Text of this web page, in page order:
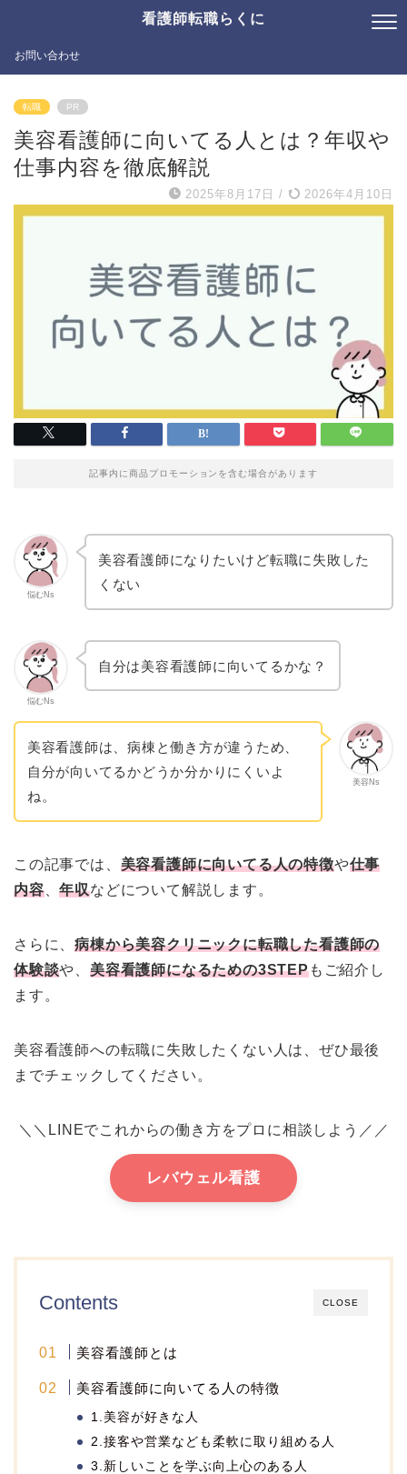
看護師転職らくに
お問い合わせ
転職 PR
美容看護師に向いてる人とは？年収や
仕事内容を徹底解説
2025年8月17日 / 2026年4月10日
記事内に商品プロモーションを含む場合があります
悩むNs
美容看護師になりたいけど転職に失敗した
くない
悩むNs
自分は美容看護師に向いてるかな？
美容Ns
美容看護師は、病棟と働き方が違うため、
自分が向いてるかどうか分かりにくいよ
ね。
この記事では、 美容看護師に向いてる人の特徴や仕事
内容、年収などについて解説します。
さらに、病棟から美容クリニックに転職した看護師の
体験談や、美容看護師になるための3STEPもご紹介し
ます。
美容看護師への転職に失敗したくない人は、ぜひ最後
までチェックしてください。
＼＼LINEでこれからの働き方をプロに相談しよう／／
レバウェル看護
CLOSE
Contents
美容看護師とは
美容看護師に向いてる人の特徴
1.美容が好きな人
2.接客や営業なども柔軟に取り組める人
3.新しいことを学ぶ向上心のある人